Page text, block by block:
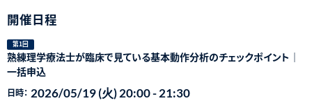
開催日程
第1回
熟練理学療法士が臨床で見ている基本動作分析のチェックポイント｜
一括申込
日時： 2026/05/19 (火) 20:00 - 21:30